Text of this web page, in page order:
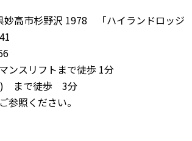
妙高市杉野沢 1978 「ハイランドロッジ
スリフトまで徒歩 1分
) まで徒歩 3分
参照ください。